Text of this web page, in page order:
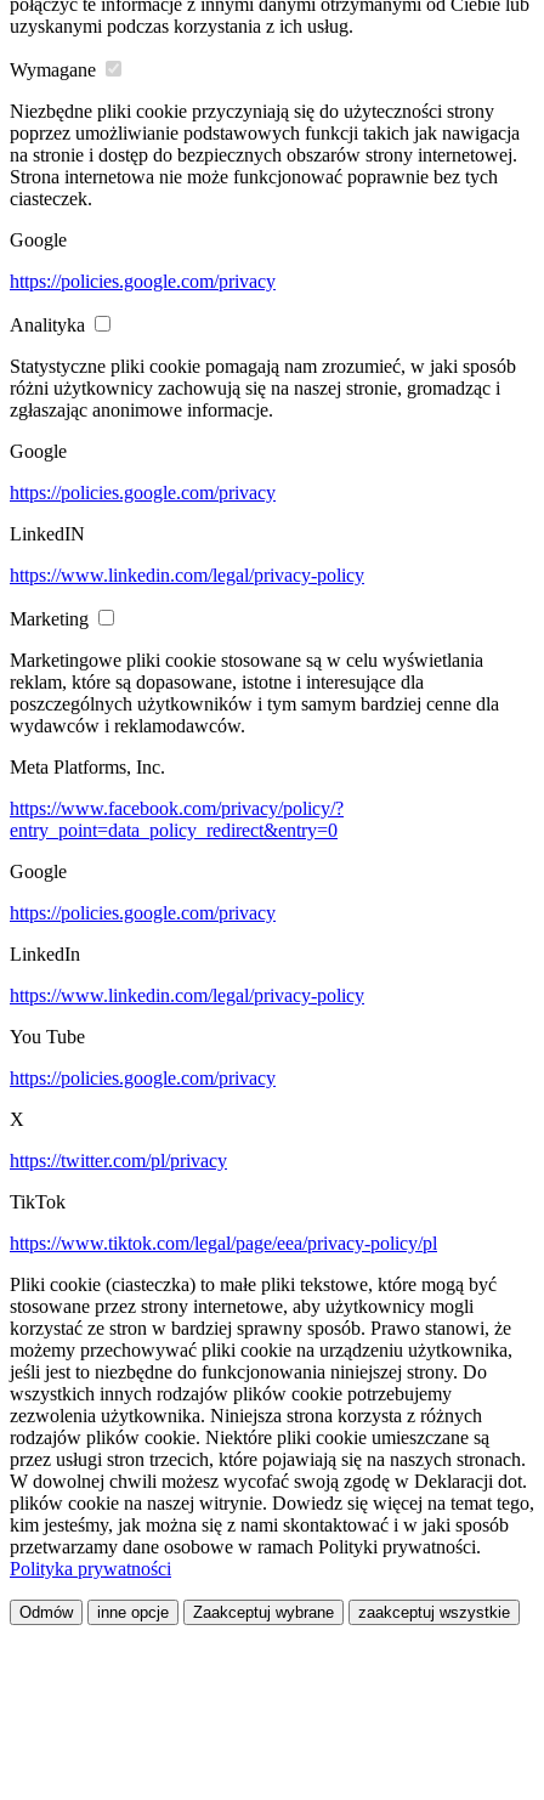
uzyskanymi podczas korzystania z ich usług.
Wymagane
Niezbędne pliki cookie przyczyniają się do użyteczności strony
poprzez umożliwianie podstawowych funkcji takich jak nawigacja
na stronie i dostęp do bezpiecznych obszarów strony internetowej.
Strona internetowa nie może funkcjonować poprawnie bez tych
ciasteczek.
Google
https://policies.google.com/privacy
Analityka
Statystyczne pliki cookie pomagają nam zrozumieć, w jaki sposób
różni użytkownicy zachowują się na naszej stronie, gromadząc i
zgłaszając anonimowe informacje.
Google
https://policies.google.com/privacy
LinkedIN
https://www.linkedin.com/legal/privacy-policy
Marketing
Marketingowe pliki cookie stosowane są w celu wyświetlania
reklam, które są dopasowane, istotne i interesujące dla
poszczególnych użytkowników i tym samym bardziej cenne dla
wydawców i reklamodawców.
Meta Platforms, Inc.
https://www.facebook.com/privacy/policy/?
entry_point=data_policy_redirect&entry=0
Google
https://policies.google.com/privacy
LinkedIn
https://www.linkedin.com/legal/privacy-policy
You Tube
https://policies.google.com/privacy
X
https://twitter.com/pl/privacy
TikTok
https://www.tiktok.com/legal/page/eea/privacy-policy/pl
Pliki cookie (ciasteczka) to małe pliki tekstowe, które mogą być
stosowane przez strony internetowe, aby użytkownicy mogli
korzystać ze stron w bardziej sprawny sposób. Prawo stanowi, że
możemy przechowywać pliki cookie na urządzeniu użytkownika,
jeśli jest to niezbędne do funkcjonowania niniejszej strony. Do
wszystkich innych rodzajów plików cookie potrzebujemy
zezwolenia użytkownika. Niniejsza strona korzysta z różnych
rodzajów plików cookie. Niektóre pliki cookie umieszczane są
przez usługi stron trzecich, które pojawiają się na naszych stronach.
W dowolnej chwili możesz wycofać swoją zgodę w Deklaracji dot.
plików cookie na naszej witrynie. Dowiedz się więcej na temat tego,
kim jesteśmy, jak można się z nami skontaktować i w jaki sposób
przetwarzamy dane osobowe w ramach Polityki prywatności.
Polityka prywatności
Odmów inne opcje Zaakceptuj wybrane zaakceptuj wszystkie